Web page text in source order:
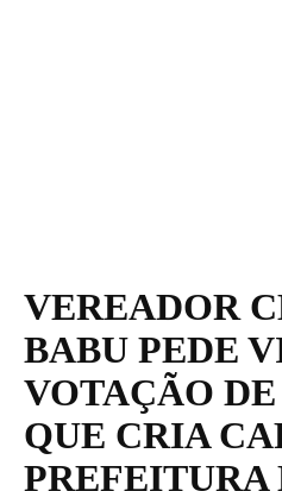
VEREADOR
BABU PEDE
VOTAÇÃO
QUE CRIA
PREFEITURA